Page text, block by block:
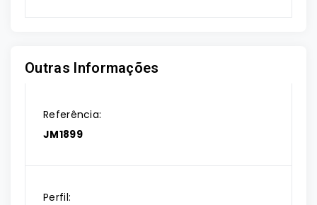
Outras Informações
Referência:
JM1899
Perfil: